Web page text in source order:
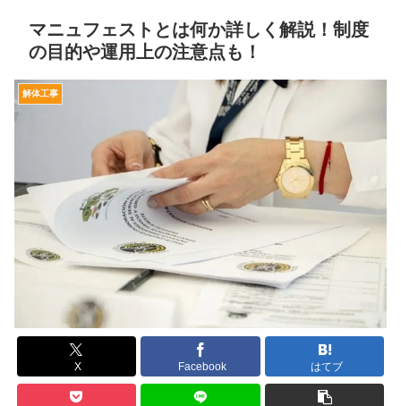
マニュフェストとは何か詳しく解説！制度
の目的や運用上の注意点も！
解体工事
X Facebook はてブ